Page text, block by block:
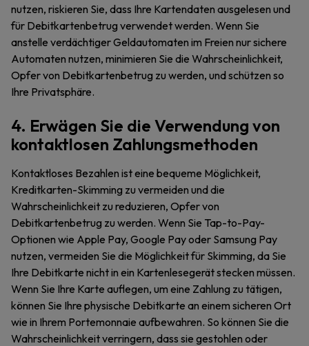
nutzen, riskieren Sie, dass Ihre Kartendaten ausgelesen und
für Debitkartenbetrug verwendet werden. Wenn Sie
anstelle verdächtiger Geldautomaten im Freien nur sichere
Automaten nutzen, minimieren Sie die Wahrscheinlichkeit,
Opfer von Debitkartenbetrug zu werden, und schützen so
Ihre Privatsphäre.
4. Erwägen Sie die Verwendung von
kontaktlosen Zahlungsmethoden
Kontaktloses Bezahlen ist eine bequeme Möglichkeit,
Kreditkarten-Skimming zu vermeiden und die
Wahrscheinlichkeit zu reduzieren, Opfer von
Debitkartenbetrug zu werden. Wenn Sie Tap-to-Pay-
Optionen wie Apple Pay, Google Pay oder Samsung Pay
nutzen, vermeiden Sie die Möglichkeit für Skimming, da Sie
Ihre Debitkarte nicht in ein Kartenlesegerät stecken müssen.
Wenn Sie Ihre Karte auflegen, um eine Zahlung zu tätigen,
können Sie Ihre physische Debitkarte an einem sicheren Ort
wie in Ihrem Portemonnaie aufbewahren. So können Sie die
Wahrscheinlichkeit verringern, dass sie gestohlen oder